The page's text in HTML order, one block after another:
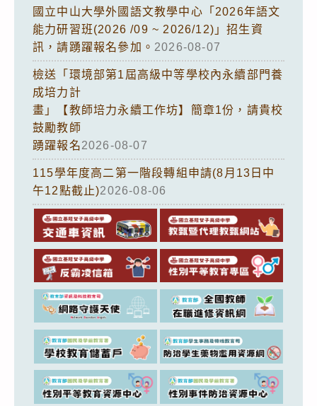
國立中山大學外國語文教學中心「2026年語文
能力研習班(2026 /09 ~ 2026/12)」招生資
訊，請踴躍報名參加。 2026-08-07
檢送「環境部第1屆高級中等學校內永續部門養
成培力計
畫」【教師培力永續工作坊】簡章1份，請貴校
鼓勵教師
踴躍報名2026-08-07
115學年度高二第一階段轉組申請(8月13日中
午12點截止)2026-08-06